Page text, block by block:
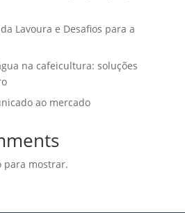
Lavoura e Desafios para a
na cafeicultura: soluções
ao mercado
para mostrar.